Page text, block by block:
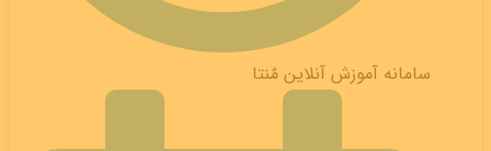
سامانه آموزش آنلاین مٌنتا